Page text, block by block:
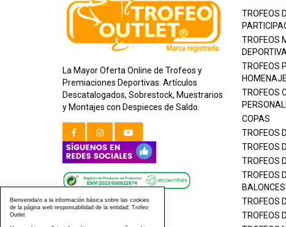
La Mayor Oferta Online de Trofeos y
Premiaciones Deportivas. Artículos
Descatalogados, Sobrestock, Muestrarios
y Montajes con Despieces de Saldo.
TROFEOS
TROFEOS
TROFEOS
HOMENAJE
TROFEOS
COPAS
TROFEOS
TROFEOS
TROFEOS
TROFEOS
TROFEOS
TROFEOS
Bienvenida/o a la información básica sobre las cookies
de la página web responsabilidad de la entidad: Trofeo
Outlet